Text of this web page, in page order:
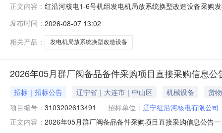
正文内容： 红沿河核电1-6号机组发电机局放系统换型改造设备采购
（招标项目编号：CGN-202607080003），经评标委员
发布时间： 2026-08-07 13:02
相关产品：
发电机局放系统换型改造设备
2026年05月群厂阀备品备件采购项目直接采购信息公
招标｜招标公告 辽宁省｜大连市｜中山区 机械设备
货物
项目编号： 3103202613491 招标单位： 辽宁红沿河核电有限公司
正文内容： 2026年05月群厂阀备品备件采购项目直接采购信息公告